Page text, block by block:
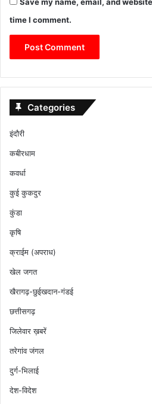
time I comment.
Categories
इंदौरी
कबीरधाम
कवर्धा
कुई कुकदुर
कुंडा
कृषि
क्राईम (अपराध)
खेल जगत
खैरागढ़-छुईखदान-गंडई
छत्तीसगढ़
जिलेवार ख़बरें
तरेगांव जंगल
दुर्ग-भिलाई
देश-विदेश